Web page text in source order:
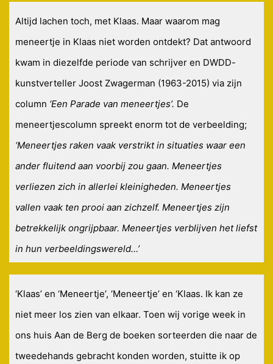
Altijd lachen toch, met Klaas. Maar waarom mag
meneertje in Klaas niet worden ontdekt? Dat antwoord
kwam in diezelfde periode van schrijver en DWDD-
kunstverteller Joost Zwagerman (1963-2015) via zijn
column ‘Een Parade van meneertjes’. De
meneertjescolumn spreekt enorm tot de verbeelding;
‘Meneertjes raken vaak verstrikt in situaties waar een
ander fluitend aan voorbij zou gaan. Meneertjes
verliezen zich in allerlei kleinigheden. Meneertjes
vallen vaak ten prooi aan zichzelf. Meneertjes zijn
betrekkelijk ongrijpbaar. Meneertjes verblijven het liefst
in hun verbeeldingswereld…’
‘Klaas’ en ‘Meneertje’, ‘Meneertje’ en ‘Klaas. Ik kan ze
niet meer los zien van elkaar. Toen wij vorige week in
ons huis Aan de Berg de boeken sorteerden die naar de
tweedehands gebracht konden worden, stuitte ik op